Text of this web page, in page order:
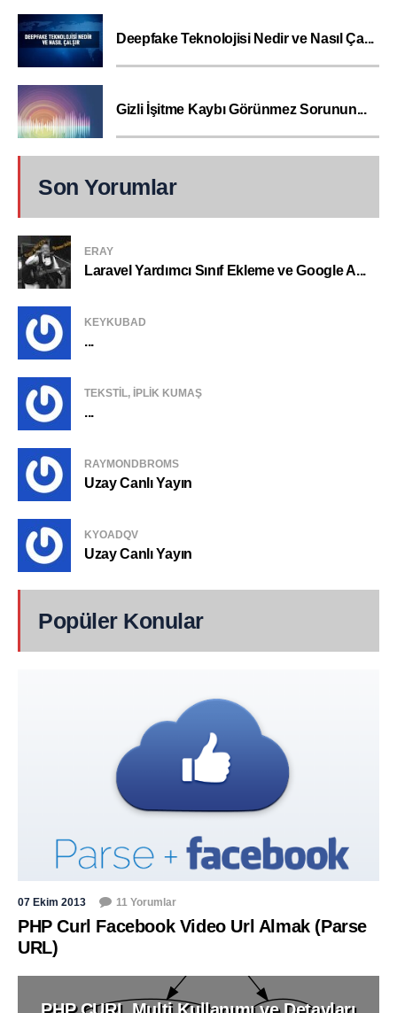
Deepfake Teknolojisi Nedir ve Nasıl Ça...
Gizli İşitme Kaybı Görünmez Sorunun...
Son Yorumlar
ERAY
Laravel Yardımcı Sınıf Ekleme ve Google A...
KEYKUBAD
...
TEKSTIL, IPLIK KUMAŞ
...
RAYMONDBROMS
Uzay Canlı Yayın
KYOADQV
Uzay Canlı Yayın
Popüler Konular
07 Ekim 2013 11 Yorumlar
PHP Curl Facebook Video Url Almak (Parse
URL)